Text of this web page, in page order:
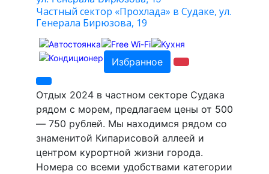
Частный сектор «Прохлада» в Судаке, ул.
Генерала Бирюзова, 19
Избранное
Отдых 2024 в частном секторе Судака
рядом с морем, предлагаем цены от 500
— 750 рублей. Мы находимся рядом со
знаменитой Кипарисовой аллеей и
центром курортной жизни города.
Номера со всеми удобствами категории